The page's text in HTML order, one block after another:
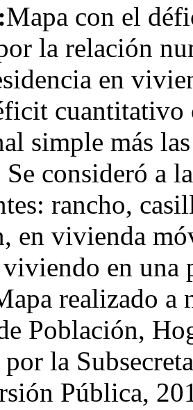
Mapa con el
la relación
en
simple más
Se consideró a
rancho,
en vivienda
en una
realizado a
Población,
la
Pública,